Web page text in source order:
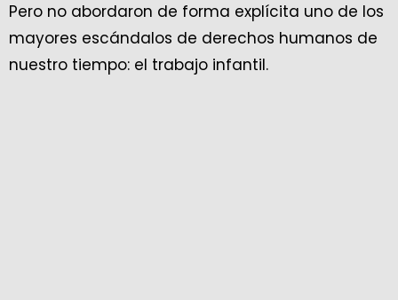
Pero no abordaron de forma explícita uno de los
mayores escándalos de derechos humanos de
nuestro tiempo: el trabajo infantil.